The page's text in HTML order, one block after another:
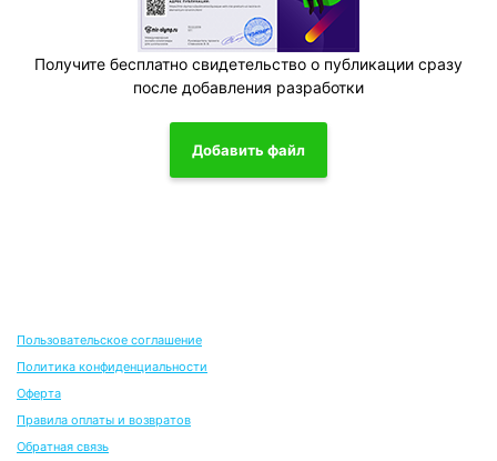
Получите бесплатно свидетельство о публикации сразу
после добавления разработки
Добавить файл
Пользовательское соглашение
Политика конфиденциальности
Оферта
Правила оплаты и возвратов
Обратная связь